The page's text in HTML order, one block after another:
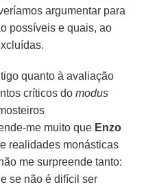
argumentar para
possíveis e quais, ao
quanto à avaliação
críticos domodus
me muito que Enzo
realidades monásticas
me surpreende tanto:
se não é difícil ser